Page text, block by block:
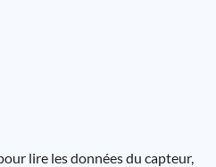
lire les données du capteur,